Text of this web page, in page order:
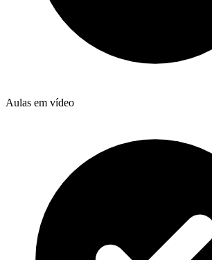
Aulas em vídeo